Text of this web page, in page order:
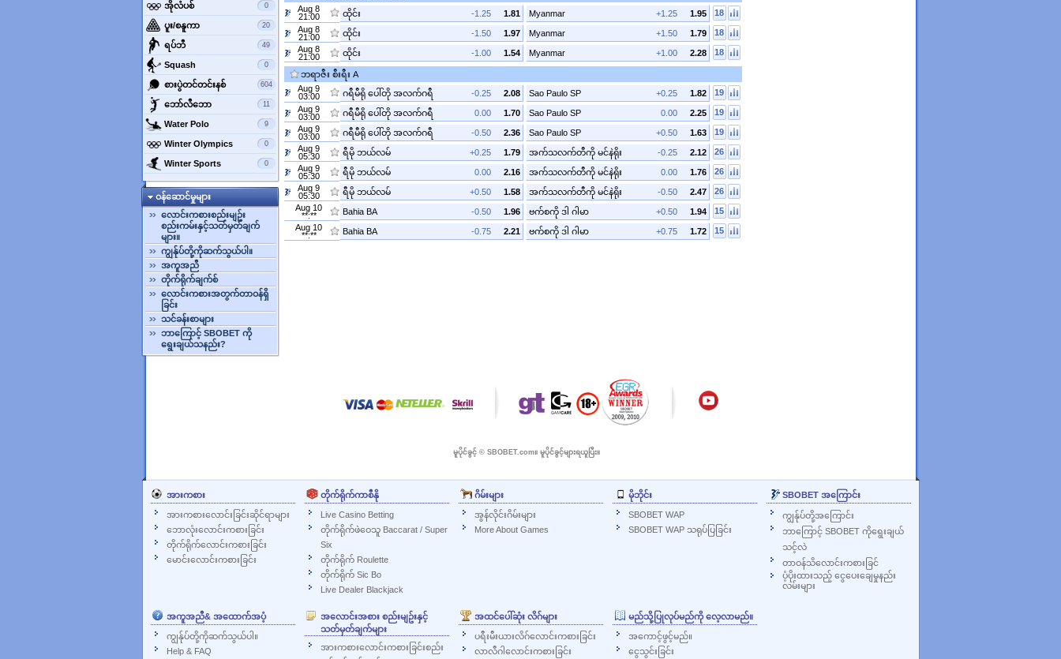
‌အိုလံပစ် 0
‌ပူး/စနူကာ 20
‌ရပ်ဘီ 49
‌Squash 0
‌စားပွဲတင်တင်းနစ် 604
‌ဘော်လီ‌ဘော 11
‌Water Polo 9
‌Winter Olympics 0
‌Winter Sports 0
ဝန်ဆောင်မှုများ
လောင်းကစားစည်းမျဥ်း
စည်းကမ်းနှင့်သတ်မှတ်ချက်
များ။
ကျွန်ုပ်တို့ကိုဆက်သွယ်ပါ။
အကူအညီ
တိုက်ရိုက်ချက်စ်
လောင်းကစားအတွက်တာဝန်ရှိ
ခြင်း
သင်ခန်းစာများ
ဘာကြောင့် SBOBET ကို
ရွေးချယ်သနည်း?
Aug 8
21:00
1.81
-1.25
ထိုင်း 1.95
+1.25
Myanmar
18
Aug 8
21:00
1.97
-1.50
ထိုင်း 1.79
+1.50
Myanmar
18
Aug 8
21:00
1.54
-1.00
ထိုင်း 2.28
+1.00
Myanmar 18
ဘရာဇီး စီးရီး A
Aug 9
03:00
2.08
-0.25
ဂရီမီရို ပေါ်တို အလက်ဂရီ 1.82
+0.25
Sao Paulo SP
19
Aug 9
03:00
1.70
0.00
ဂရီမီရို ပေါ်တို အလက်ဂရီ 2.25
0.00
Sao Paulo SP
19
Aug 9
03:00
2.36
-0.50
ဂရီမီရို ပေါ်တို အလက်ဂရီ 1.63
+0.50
Sao Paulo SP
19
Aug 9
05:30
1.79
+0.25
ရီမို ဘယ်လမ် 2.12
-0.25
အက်သလက်တီကို မင်နဲရိုး
26
Aug 9
05:30
2.16
0.00
ရီမို ဘယ်လမ် 1.76
0.00
အက်သလက်တီကို မင်နဲရိုး
26
Aug 9
05:30
1.58
+0.50
ရီမို ဘယ်လမ် 2.47
-0.50
အက်သလက်တီကို မင်နဲရိုး
26
Aug 10
**:**
1.96
-0.50
Bahia BA 1.94
+0.50
ဗက်စကို ဒါ ဂါမာ
15
Aug 10
**:**
2.21
-0.75
Bahia BA 1.72
+0.75
ဗက်စကို ဒါ ဂါမာ 15
မူပိုင်ခွင့် © SBOBET.com။ မူပိုင်ခွင့်များရယူပြီး။
အားကစား
အားကစားလောင်းခြင်းဆိုင်ရာများ
ဘောလုံးလောင်းကစားခြင်း
တိုက်ရိုက်လောင်းကစားခြင်း
မောင်းလောင်းကစားခြင်း
တိုက်ရိုက်ကာစီနို
Live Casino Betting
တိုက်ရိုက်ဖဲဝေသူ Baccarat / Super
Six
တိုက်ရိုက် Roulette
တိုက်ရိုက် Sic Bo
Live Dealer Blackjack
ဂိမ်းများ
အွန်လိုင်းဂိမ်းများ
More About Games
မိုဘိုင်း
SBOBET WAP
SBOBET WAP သရုပ်ပြခြင်း
SBOBET အကြောင်း
ကျွန်ုပ်တို့အကြောင်း
ဘာကြောင့် SBOBET ကိုရွေးချယ်
သင့်လဲ
တာဝန်သိလောင်းကစားခြင်
ပံ့ပိုးထားသည့် ငွေပေးချေမှုနည်း
လမ်းများ
အကူအညီ& အထောက်အပံ့
ကျွန်ုပ်တို့ကိုဆက်သွယ်ပါ။
Help & FAQ
အလောင်းအစား စည်းမျဥ်းနှင့်
သတ်မှတ်ချက်များ
အားကစားလောင်းကစားခြင်းစည်း
အထင်ပေါ်ဆုံး လိဂ်များ
ပရီးမီးယားလိဂ်လောင်းကစားခြင်း
လာလီဂါလောင်းကစားခြင်း
မည်သို့ပြုလုပ်မည်ကို လေ့လာမည်။
အကောင့်ဖွင့်မည်။
ငွေသွင်းခြင်း